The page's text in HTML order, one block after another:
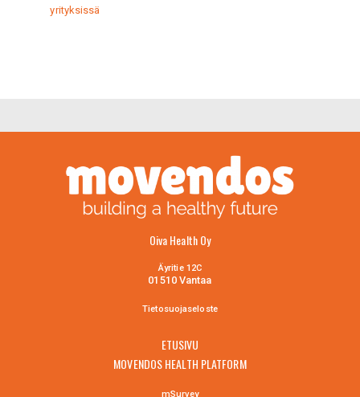
yrityksissä
Oiva Health Oy
Äyritie 12C
01510 Vantaa
Tietosuojaselo ste
ETUSIVU
MOVENDOS HEALTH PLATFORM
mSurvey